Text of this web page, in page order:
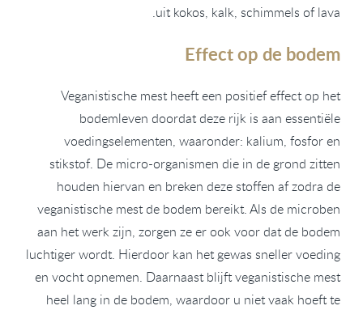
uit kokos, kalk, schimmels of lava.
Effect op de bodem
Veganistische mest heeft een positief effect op het
bodemleven doordat deze rijk is aan essentiële
voedingselementen, waaronder: kalium, fosfor en
stikstof. De micro-organismen die in de grond zitten
houden hiervan en breken deze stoffen af zodra de
veganistische mest de bodem bereikt. Als de microben
aan het werk zijn, zorgen ze er ook voor dat de bodem
luchtiger wordt. Hierdoor kan het gewas sneller voeding
en vocht opnemen. Daarnaast blijft veganistische mest
heel lang in de bodem, waardoor u niet vaak hoeft te